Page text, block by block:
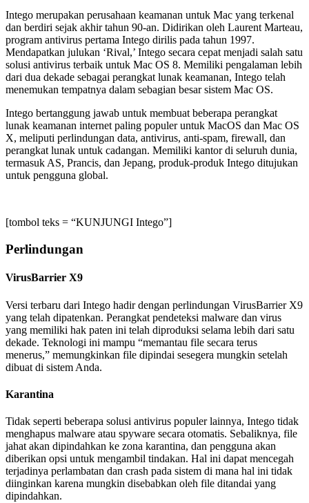
Intego merupakan perusahaan keamanan untuk Mac yang terkenal
dan berdiri sejak akhir tahun 90-an. Didirikan oleh Laurent Marteau,
program antivirus pertama Intego dirilis pada tahun 1997.
Mendapatkan julukan ‘Rival,’ Intego secara cepat menjadi salah satu
solusi antivirus terbaik untuk Mac OS 8. Memiliki pengalaman lebih
dari dua dekade sebagai perangkat lunak keamanan, Intego telah
menemukan tempatnya dalam sebagian besar sistem Mac OS.
Intego bertanggung jawab untuk membuat beberapa perangkat
lunak keamanan internet paling populer untuk MacOS dan Mac OS
X, meliputi perlindungan data, antivirus, anti-spam, firewall, dan
perangkat lunak untuk cadangan. Memiliki kantor di seluruh dunia,
termasuk AS, Prancis, dan Jepang, produk-produk Intego ditujukan
untuk pengguna global.
[tombol teks = “KUNJUNGI Intego”]
Perlindungan
VirusBarrier X9
Versi terbaru dari Intego hadir dengan perlindungan VirusBarrier X9
yang telah dipatenkan. Perangkat pendeteksi malware dan virus
yang memiliki hak paten ini telah diproduksi selama lebih dari satu
dekade. Teknologi ini mampu “memantau file secara terus
menerus,” memungkinkan file dipindai sesegera mungkin setelah
dibuat di sistem Anda.
Karantina
Tidak seperti beberapa solusi antivirus populer lainnya, Intego tidak
menghapus malware atau spyware secara otomatis. Sebaliknya, file
jahat akan dipindahkan ke zona karantina, dan pengguna akan
diberikan opsi untuk mengambil tindakan. Hal ini dapat mencegah
terjadinya perlambatan dan crash pada sistem di mana hal ini tidak
diinginkan karena mungkin disebabkan oleh file ditandai yang
dipindahkan.